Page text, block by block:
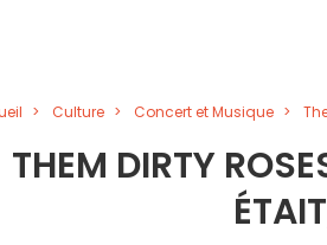
Culture Concert et Musique
THEM DIRTY